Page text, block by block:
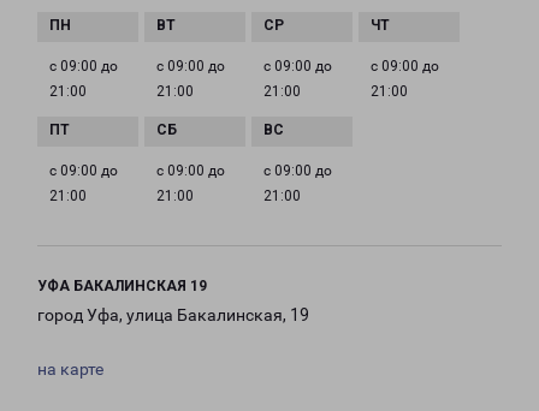
с 09:00 до
21:00
с 09:00 до
21:00
с 09:00 до
21:00
с 09:00 до
21:00
с 09:00 до
21:00
с 09:00 до
21:00
с 09:00 до
21:00
УФА БАКАЛИНСКАЯ 19
город Уфа, улица Бакалинская, 19
на карте